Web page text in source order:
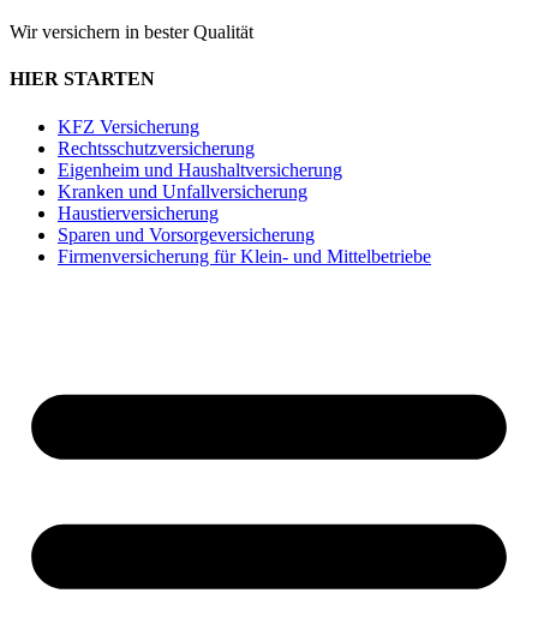
Wir versichern in bester Qualität
HIER STARTEN
KFZ Versicherung
Rechtsschutzversicherung
Eigenheim und Haushaltversicherung
Kranken und Unfallversicherung
Haustierversicherung
Sparen und Vorsorgeversicherung
Firmenversicherung für Klein- und Mittelbetriebe